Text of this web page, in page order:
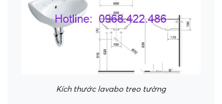
Kích thước lavabo treo tường